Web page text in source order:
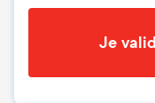
Je